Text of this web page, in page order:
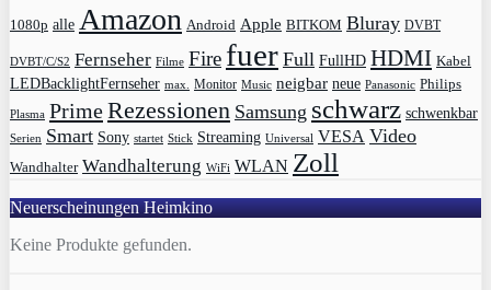
1080p alle Amazon Android Apple BITKOM Bluray DVBT
DVBT/C/S2 Fernseher Filme Fire fuer Full FullHD HDMI Kabel
LEDBacklightFernseher max. Monitor Music neigbar neue Panasonic Philips
Plasma PrimeRezessionen Samsung schwarz schwenkbar
Serien Smart Sony startet Stick Streaming Universal VESA Video
Wandhalter Wandhalterung WiFi WLAN Zoll
Neuerscheinungen Heimkino
Keine Produkte gefunden.